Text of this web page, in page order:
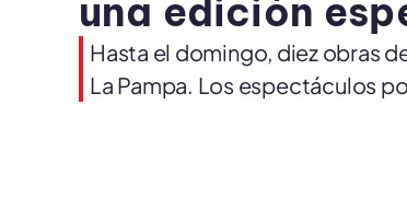
una edición
Hasta el domingo, diez obras
La Pampa. Los espectáculos